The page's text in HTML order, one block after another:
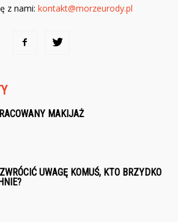
z nami: kontakt@morzeurody.pl
MAKIJAŻ
UWAGĘ KOMUŚ, KTO BRZYDKO